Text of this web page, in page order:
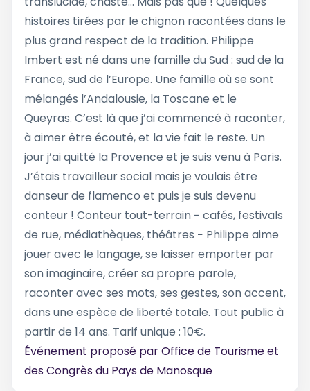
histoires tirées par le chignon racontées dans le
plus grand respect de la tradition. Philippe
Imbert est né dans une famille du Sud : sud de la
France, sud de l’Europe. Une famille où se sont
mélangés l’Andalousie, la Toscane et le
Queyras. C’est là que j’ai commencé à raconter,
à aimer être écouté, et la vie fait le reste. Un
jour j’ai quitté la Provence et je suis venu à Paris.
J’étais travailleur social mais je voulais être
danseur de flamenco et puis je suis devenu
conteur ! Conteur tout-terrain − cafés, festivals
de rue, médiathèques, théâtres − Philippe aime
jouer avec le langage, se laisser emporter par
son imaginaire, créer sa propre parole,
raconter avec ses mots, ses gestes, son accent,
dans une espèce de liberté totale. Tout public à
partir de 14 ans. Tarif unique : 10€.
Événement proposé parOffice de Tourisme et
des Congrès du Pays de Manosque